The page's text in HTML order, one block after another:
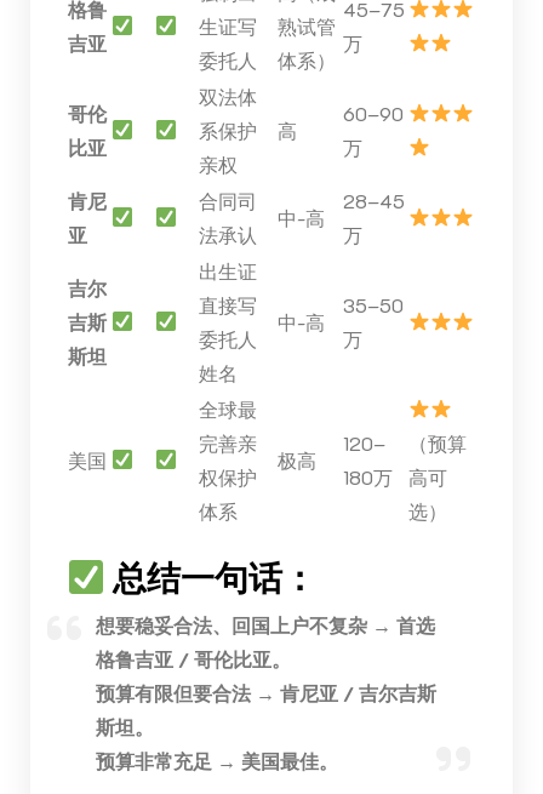
格鲁
吉亚
生证写
委托人
熟试管
体系）
45–75
万
哥伦
比亚
双法体
系保护
亲权
高
60–90
万
肯尼
亚
合同司
法承认
中-高
28–45
万
吉尔
吉斯
斯坦
出生证
直接写
委托人
姓名
中-高
35–50
万
美国
全球最
完善亲
权保护
体系
极高
120–
180万
（预算
高可
选）
总结一句话：
想要稳妥合法、回国上户不复杂 → 首选
格鲁吉亚 / 哥伦比亚。
预算有限但要合法 → 肯尼亚 / 吉尔吉斯
斯坦。
预算非常充足 → 美国最佳。